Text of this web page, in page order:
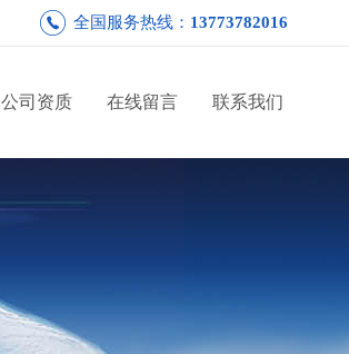
全国服务热线： 13773782016
公司资质 在线留言 联系我们